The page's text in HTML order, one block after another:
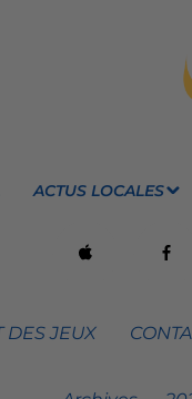
ACTUS LOCALES
DES JEUX